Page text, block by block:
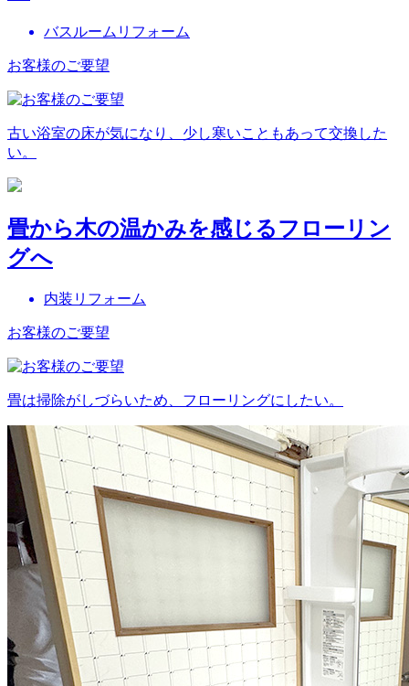
バスルームリフォーム
お客様のご要望
古い浴室の床が気になり、少し寒いこともあって交換した
い。
畳から木の温かみを感じるフローリン
グへ
内装リフォーム
お客様のご要望
畳は掃除がしづらいため、フローリングにしたい。